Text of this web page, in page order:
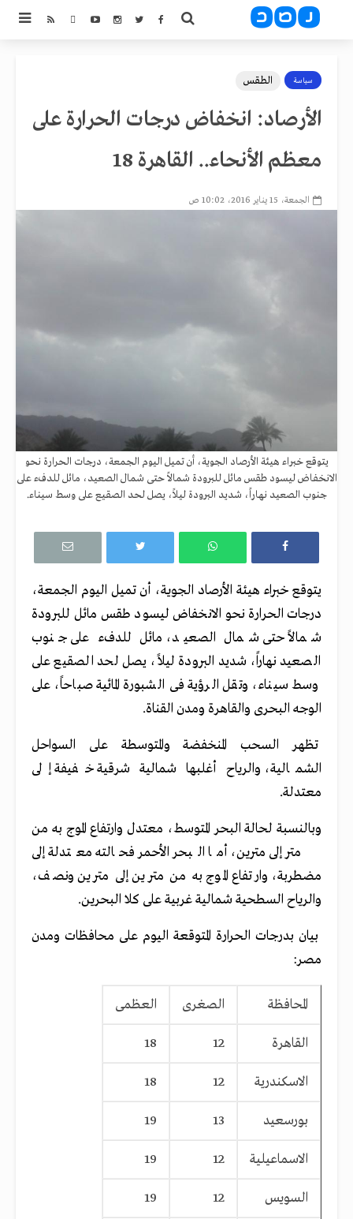
سياسة الطقس
الأرصاد: انخفاض درجات الحرارة على
معظم الأنحاء.. القاهرة 18
الجمعة، 15 يناير 2016، 10:02 ص
يتوقع خبراء هيئة الأرصاد الجوية، أن تميل اليوم الجمعة، درجات الحرارة نحو
الانخفاض ليسود طقس مائل للبرودة شمالاً حتى شمال الصعيد، مائل للدفء على
جنوب الصعيد نهاراً، شديد البرودة ليلاً، يصل لحد الصقيع على وسط سيناء.
يتوقع خبراء هيئة الأرصاد الجوية، أن تميل اليوم الجمعة،
درجات الحرارة نحو الانخفاض ليسود طقس مائل للبرودة
شمالاً حتى شمال الصعيد، مائل للدفء على جنوب
الصعيد نهاراً، شديد البرودة ليلاً، يصل لحد الصقيع على
وسط سيناء، وتقل الرؤية فى الشبورة المائية صباحاً، على
الوجه البحرى والقاهرة ومدن القناة.
تظهر السحب المنخفضة والمتوسطة على السواحل
الشمالية، والرياح أغلبها شمالية شرقية خفيفة إلى
معتدلة.
وبالنسبة لحالة البحر المتوسط، معتدل وارتفاع الموج به من
متر إلى مترين، أما البحر الأحمر فحالته معتدلة إلى
مضطربة، وارتفاع الموج به من مترين إلى مترين ونصف،
والرياح السطحية شمالية غربية على كلا البحرين.
بيان بدرجات الحرارة المتوقعة اليوم على محافظات ومدن
مصر:
المحافظة الصغرى العظمى
القاهرة 12
18
الاسكندرية 12
18
بورسعيد 13
19
الاسماعيلية 12
19
السويس 12
19